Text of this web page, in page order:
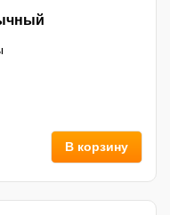
Обычный
В корзину